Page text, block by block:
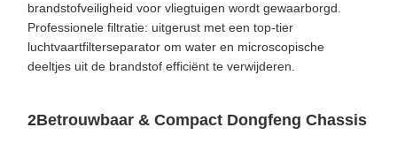
brandstofveiligheid voor vliegtuigen wordt gewaarborgd.
Professionele filtratie: uitgerust met een top-tier
luchtvaartfilterseparator om water en microscopische
deeltjes uit de brandstof efficiënt te verwijderen.
2Betrouwbaar & Compact Dongfeng Chassis